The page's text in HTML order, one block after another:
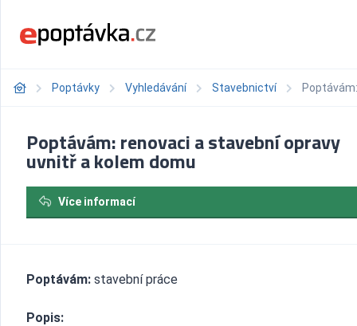
Poptávky Vyhledávání Stavebnictví
Poptávám: renovaci a stavební opravy
uvnitř a kolem domu
Více informací
Poptávám: stavební práce
Popis: